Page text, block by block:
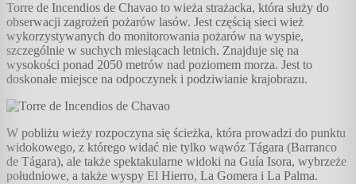
Torre de Incendios de Chavao to wieża strażacka, która służy do
obserwacji zagrożeń pożarów lasów. Jest częścią sieci wież
wykorzystywanych do monitorowania pożarów na wyspie,
szczególnie w suchych miesiącach letnich. Znajduje się na
wysokości ponad 2050 metrów nad poziomem morza. Jest to
doskonałe miejsce na odpoczynek i podziwianie krajobrazu.
W pobliżu wieży rozpoczyna się ścieżka, która prowadzi do punktu
widokowego, z którego widać nie tylko wąwóz Tágara (Barranco
de Tágara), ale także spektakularne widoki na Guía Isora, wybrzeże
południowe, a także wyspy El Hierro, La Gomera i La Palma.